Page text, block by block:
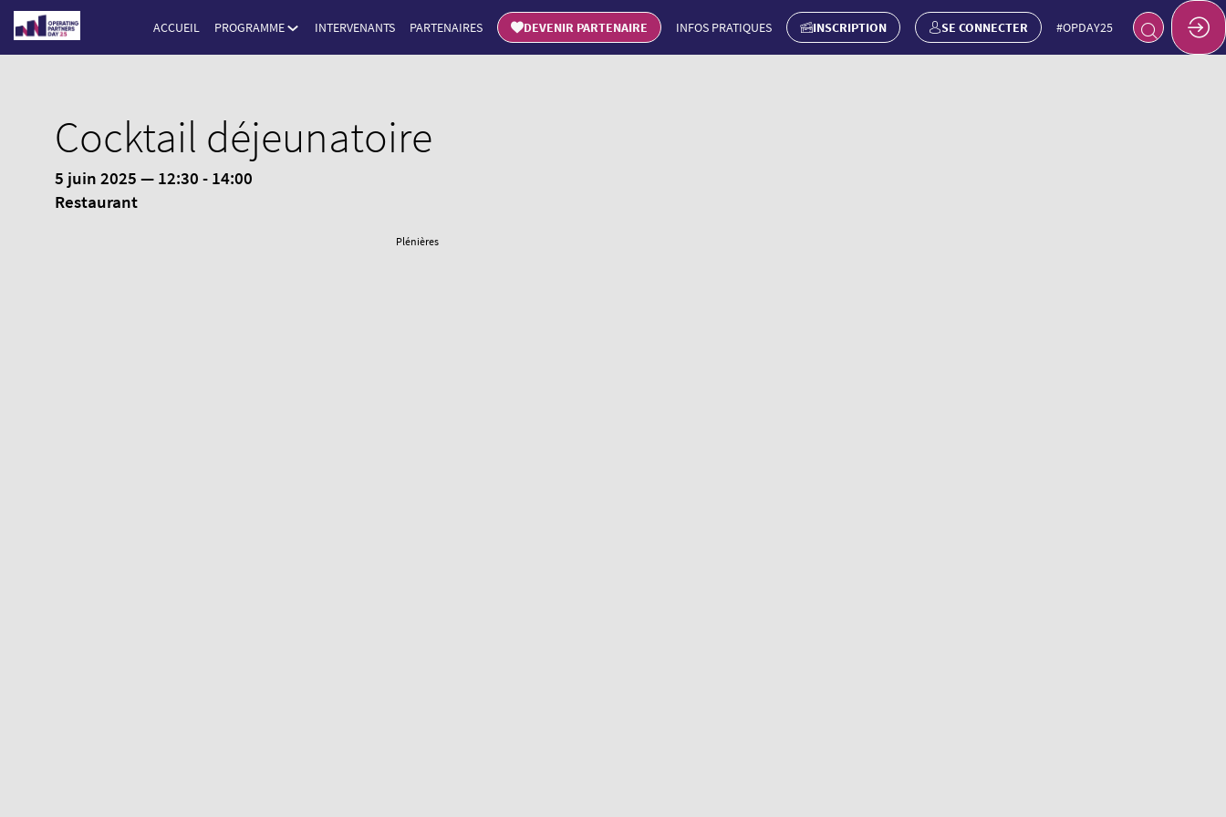
ACCUEIL PROGRAMME INTERVENANTS PARTENAIRES DEVENIR PARTENAIRE INFOS PRATIQUES INSCRIPTION SE CONNECTER #OPDAY25
Cocktail déjeunatoire
5 juin 2025 — 12:30 - 14:00
Restaurant
Plénières